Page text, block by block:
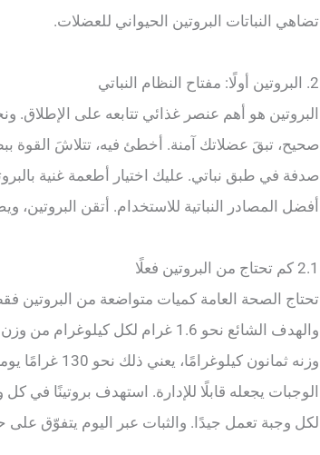
تضاهي النباتات البروتين الحيواني للعضلات.
2. البروتين أولًا: مفتاح النظام النباتي
البروتين هو أهم عنصر غذائي تتابعه على الإطلاق.
صحيح، تبقَ عضلاتك آمنة. أخطئ فيه، تتلاشَ القوة
صدفة في طبق نباتي. عليك اختيار أطعمة غنية
أفضل المصادر النباتية للاستخدام. أتقن البروتين،
2.1 كم تحتاج من البروتين فعلًا
تحتاج الصحة العامة كميات متواضعة من البروتين
والهدف الشائع نحو 1.6 غرام لكل
وزنه ثمانون
الوجبات يجعله قابلًا للإدارة. استهدف بروتينًا
لكل وجبة تعمل جيدًا. والثبات عبر اليوم يتفوّق